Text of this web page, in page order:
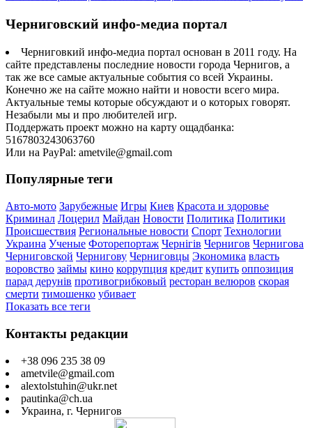
Черниговский инфо-медиа портал
Черниговкий инфо-медиа портал основан в 2011 году. На
сайте представлены последние новости города Чернигов, а
так же все самые актуальные события со всей Украины.
Конечно же на сайте можно найти и новости всего мира.
Актуальные темы которые обсуждают и о которых говорят.
Незабыли мы и про любителей игр.
Поддержать проект можно на карту ощадбанка:
5167803243063760
Или на PayPal: ametvile@gmail.com
Популярные теги
Авто-мото Зарубежные Игры Киев Красота и здоровье
Криминал Лоцерил Майдан Новости Политика Политики
Происшествия Региональные новости Спорт Технологии
Украина Ученые Фоторепортаж Чернігів Чернигов Чернигова
Черниговской Чернигову Черниговцы Экономика власть
воровство займы кино коррупция кредит купить оппозиция
парад дерунів противогрибковый ресторан велюров скорая
смерти тимошенко убивает
Показать все теги
Контакты редакции
+38 096 235 38 09
ametvile@gmail.com
alextolstuhin@ukr.net
pautinka@ch.ua
Украина, г. Чернигов